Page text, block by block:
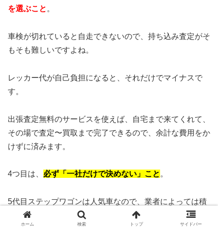
を選ぶこと 。
車検が切れていると自走できないので、持ち込み査定がそ
もそも難しいですよね。
レッカー代が自己負担になると、それだけでマイナスで
す。
出張査定無料のサービスを使えば、自宅まで来てくれて、
その場で査定〜買取まで完了できるので、余計な費用をか
けずに済みます。
4つ目は、 必ず「一社だけで決めない」こと。
5代目ステップワゴンは人気車なので、業者によっては積
極的に欲しがるところもあれば、在庫が多くてあまり高く
ホーム 検索 トップ サイドバー